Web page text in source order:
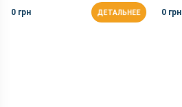
0 грн ДЕТАЛЬНЕЕ 0 грн